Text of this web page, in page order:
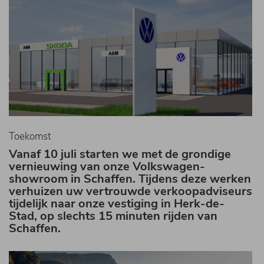
Toekomst
Vanaf 10 juli starten we met de grondige
vernieuwing van onze Volkswagen-
showroom in Schaffen. Tijdens deze werken
verhuizen uw vertrouwde verkoopadviseurs
tijdelijk naar onze vestiging in Herk-de-
Stad, op slechts 15 minuten rijden van
Schaffen.